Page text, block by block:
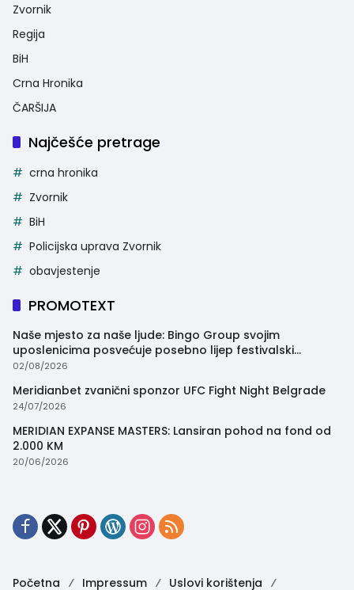
Zvornik
Regija
BiH
Crna Hronika
ČARŠIJA
Najčešće pretrage
crna hronika
Zvornik
BiH
Policijska uprava Zvornik
obavjestenje
PROMOTEXT
Naše mjesto za naše ljude: Bingo Group svojim
uposlenicima posvećuje posebno lijep festivalski
trenutak
02/08/2026
Meridianbet zvanični sponzor UFC Fight Night Belgrade
24/07/2026
MERIDIAN EXPANSE MASTERS: Lansiran pohod na fond od
2.000 KM
20/06/2026
Početna Impressum Uslovi korištenja